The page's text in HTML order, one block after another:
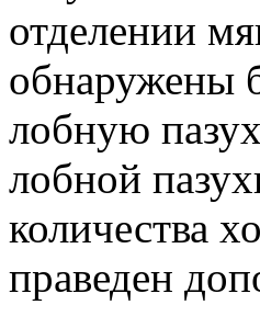
отделении
обнаружены
лобную
лобной
количества
праведен